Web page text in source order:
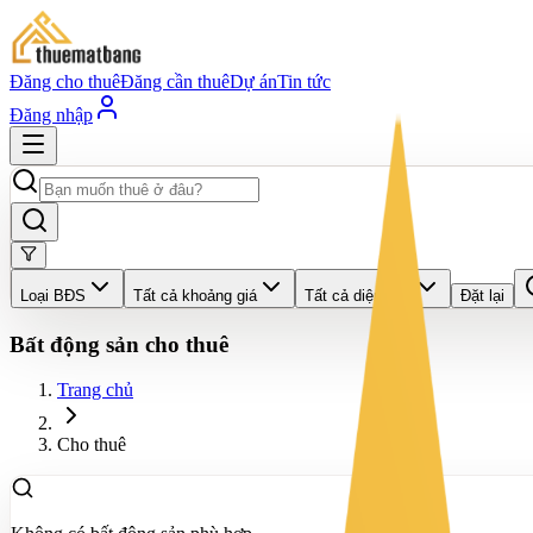
Đăng cho thuêĐăng cần thuêDự ánTin tức
Đăng nhập
Loại BĐS Tất cả khoảng giá Tất cả diện tích Đặt lại
Bất động sản cho thuê
Trang chủ
Cho thuê